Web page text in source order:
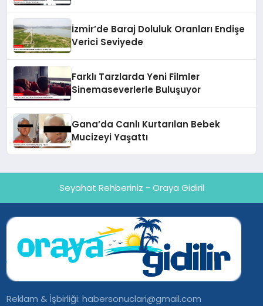
İzmir’de Baraj Doluluk Oranları Endişe
Verici Seviyede
Farklı Tarzlarda Yeni Filmler
Sinemaseverlerle Buluşuyor
Gana’da Canlı Kurtarılan Bebek
Mucizeyi Yaşattı
Seyahat Rehberiniz - Oraya Gidiril
Reklam & İşbirliği:habersonuclari@gmail.com